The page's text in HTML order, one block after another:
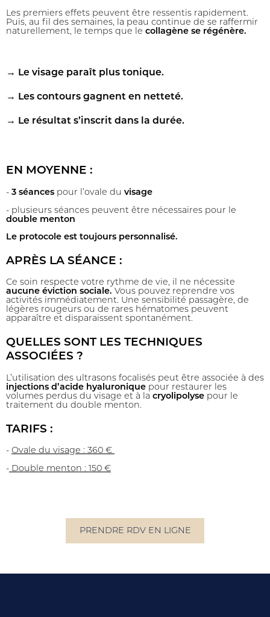
Les premiers effets peuvent être ressentis rapidement.
Puis, au fil des semaines, la peau continue de se raffermir
naturellement, le temps que le collagène se régénère.
→ Le visage paraît plus tonique.
→ Les contours gagnent en netteté.
→ Le résultat s’inscrit dans la durée.
EN MOYENNE :
- 3 séances pour l’ovale du visage
- plusieurs séances peuvent être nécessaires pour le
double menton
Le protocole est toujours personnalisé.
APRÈS LA SÉANCE :
Ce soin respecte votre rythme de vie, il ne nécessite
aucune éviction sociale. Vous pouvez reprendre vos
activités immédiatement. Une sensibilité passagère, de
légères rougeurs ou de rares hématomes peuvent
apparaître et disparaissent spontanément.
QUELLES SONT LES TECHNIQUES
ASSOCIÉES ?
L’utilisation des ultrasons focalisés peut être associée à des
injections d’acide hyaluronique pour restaurer les
volumes perdus du visage et à la cryolipolyse pour le
traitement du double menton.
TARIFS :
- Ovale du visage : 360 €
- Double menton : 150 €
PRENDRE RDV EN LIGNE